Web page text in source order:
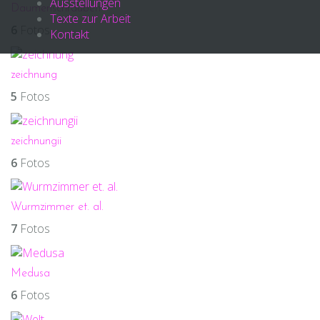
Texte zur Arbeit
Kontakt
Daumenschrauben
Fotos
zeichnung
5 Fotos
zeichnungii
6 Fotos
Wurmzimmer et. al.
7 Fotos
Medusa
6 Fotos